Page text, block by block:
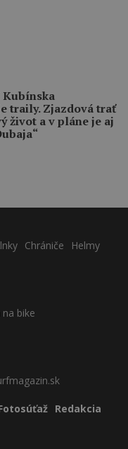
Kubínska
traily. Zjazdová trať
život a v pláne je aj
Chrániče
Helmy
na bike
Redakcia